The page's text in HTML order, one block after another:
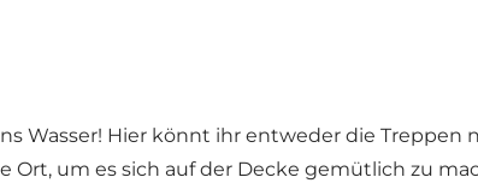
Wasser! Hier könnt ihr entweder die
Ort, um es sich auf der Decke gemütlich zu